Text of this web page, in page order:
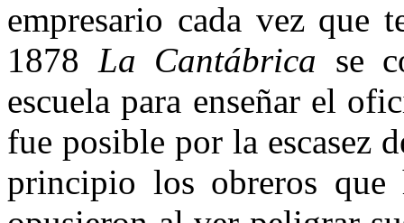
empresario cada vez que
1878 La Cantábrica se
escuela para enseñar el
fue posible por la escasez
principio los obreros que